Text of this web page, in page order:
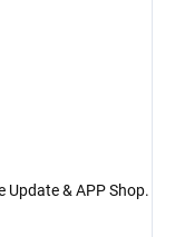
Update & APP Shop.